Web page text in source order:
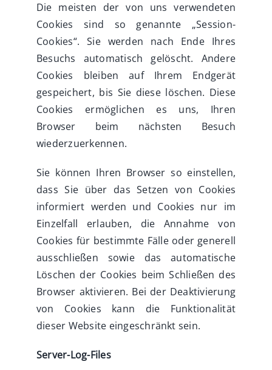
Die meisten der von uns verwendeten
Cookies sind so genannte „Session-
Cookies“. Sie werden nach Ende Ihres
Besuchs automatisch gelöscht. Andere
Cookies bleiben auf Ihrem Endgerät
gespeichert, bis Sie diese löschen. Diese
Cookies ermöglichen es uns, Ihren
Browser beim nächsten Besuch
wiederzuerkennen.
Sie können Ihren Browser so einstellen,
dass Sie über das Setzen von Cookies
informiert werden und Cookies nur im
Einzelfall erlauben, die Annahme von
Cookies für bestimmte Fälle oder generell
ausschließen sowie das automatische
Löschen der Cookies beim Schließen des
Browser aktivieren. Bei der Deaktivierung
von Cookies kann die Funktionalität
dieser Website eingeschränkt sein.
Server-Log-Files